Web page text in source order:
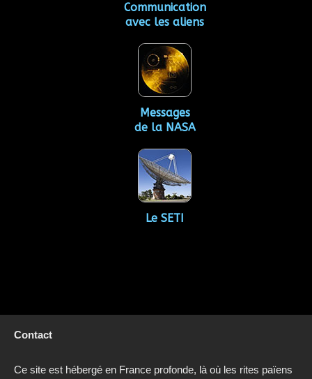
Communication
avec les aliens
Messages
de la NASA
Le SETI
Contact
Ce site est hébergé en France profonde, là où les rites païens